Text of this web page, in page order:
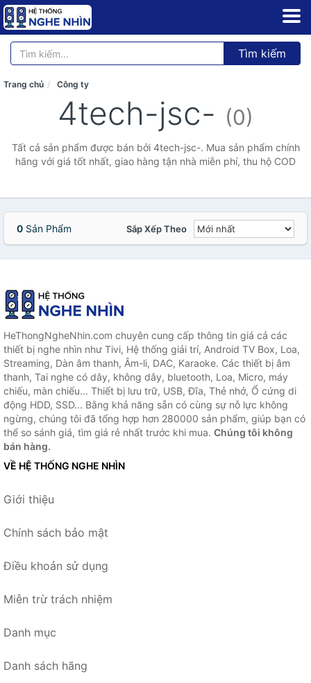
Tìm kiếm
Trang chủ Công ty
4tech-jsc- (0)
Tất cả sản phẩm được bán bởi 4tech-jsc-. Mua sản phẩm chính
hãng với giá tốt nhất, giao hàng tận nhà miễn phí, thu hộ COD
0 Sản Phẩm Sắp Xếp Theo
HeThongNgheNhin.com chuyên cung cấp thông tin giá cả các
thiết bị nghe nhìn như Tivi, Hệ thống giải trí, Android TV Box, Loa,
Streaming, Dàn âm thanh, Âm-li, DAC, Karaoke. Các thiết bị âm
thanh, Tai nghe có dây, không dây, bluetooth, Loa, Micro, máy
chiếu, màn chiếu... Thiết bị lưu trữ, USB, Đĩa, Thẻ nhớ, Ổ cứng di
động HDD, SSD... Bằng khả năng sẵn có cùng sự nỗ lực không
ngừng, chúng tôi đã tổng hợp hơn 280000 sản phẩm, giúp bạn có
thể so sánh giá, tìm giá rẻ nhất trước khi mua. Chúng tôi không
bán hàng.
VỀ HỆ THỐNG NGHE NHÌN
Giới thiệu
Chính sách bảo mật
Điều khoản sử dụng
Miễn trừ trách nhiệm
Danh mục
Danh sách hãng